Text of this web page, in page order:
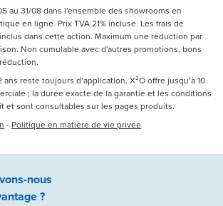
au 31/08 dans l'ensemble des showrooms en
en ligne. Prix TVA 21% incluse. Les frais de
dans cette action. Maximum une réduction par
Non cumulable avec d'autres promotions, bons
reste toujours d’application. X²O offre jusqu’à 10
; la durée exacte de la garantie et les conditions
et sont consultables sur les pages produits.
- Politique en matière de vie privée
nous
?